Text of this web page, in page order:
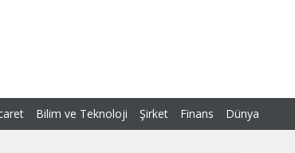
Bilim ve Teknoloji Şirket Finans Dünya